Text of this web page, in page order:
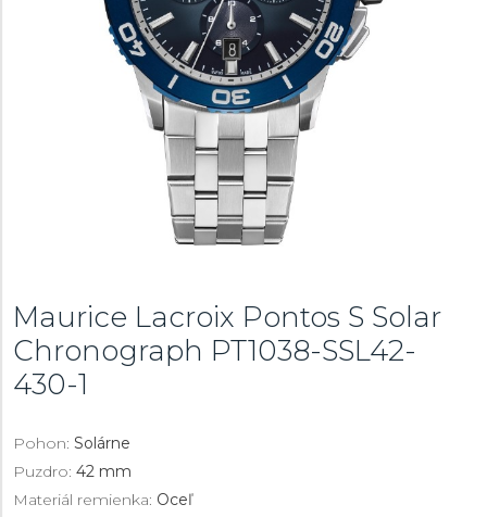
Maurice Lacroix Pontos S Solar
Chronograph PT1038-SSL42-
430-1
Pohon: Solárne
Puzdro: 42 mm
Materiál remienka: Oceľ